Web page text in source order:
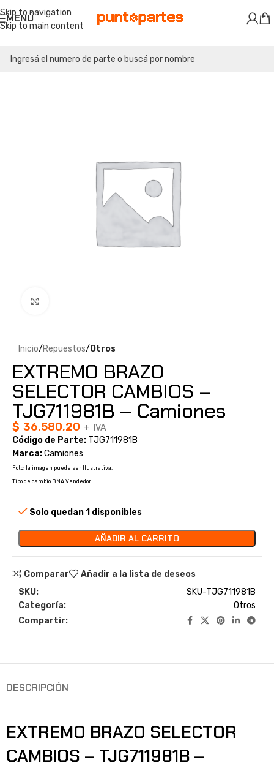
Skip to navigation
Skip to main content
MENÚ
Inicio Repuestos Otros
EXTREMO BRAZO
SELECTOR CAMBIOS –
TJG711981B – Camiones
$ 36.580,20 + IVA
Código de Parte: TJG711981B
Marca:Camiones
Foto: la imagen puede ser Ilustrativa.
Tipo de cambio BNA Vendedor
Solo quedan 1 disponibles
AÑADIR AL CARRITO
Comparar
Añadir a la lista de deseos
SKU:
SKU-TJG711981B
Categoría:
Otros
Compartir:
DESCRIPCIÓN
EXTREMO BRAZO SELECTOR
CAMBIOS – TJG711981B –